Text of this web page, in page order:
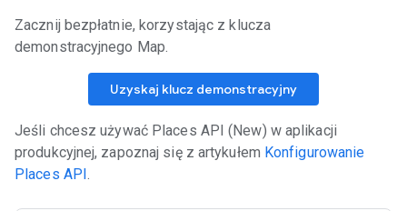
Zacznij bezpłatnie, korzystając z klucza
demonstracyjnego Map.
Uzyskaj klucz demonstracyjny
Jeśli chcesz używać Places API (New) w aplikacji
produkcyjnej, zapoznaj się z artykułem Konfigurowanie
Places API .